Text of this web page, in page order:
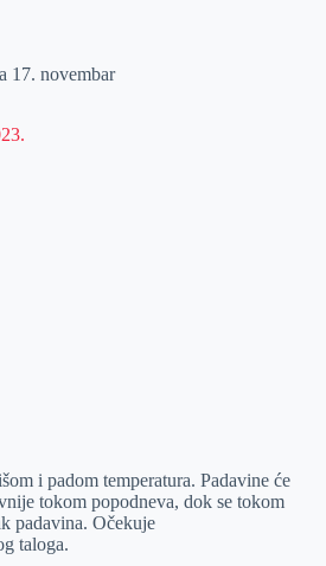
17. novembar
i padom temperatura. Padavine će
tokom popodneva, dok se tokom
padavina. Očekuje
taloga.